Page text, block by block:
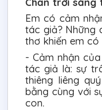
Em có cảm
tác giả? Những
thơ khiến em
- Cảm nhận
tác giả là: sự
thiêng liêng
bằng cùng với
con.